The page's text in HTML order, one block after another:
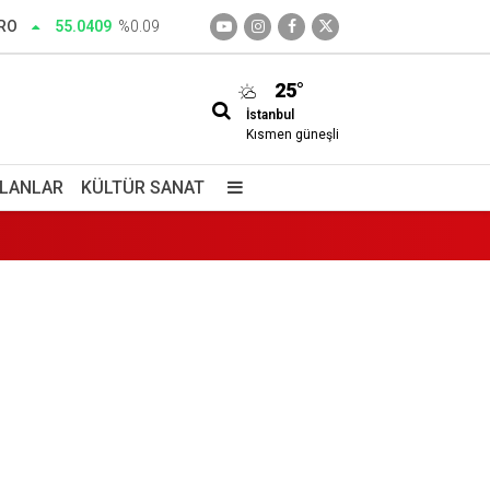
55.0409 %0.09
25°
İstanbul
Kısmen güneşli
KÜLTÜR SANAT